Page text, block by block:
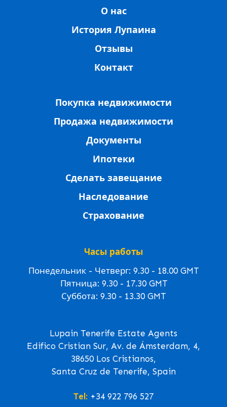
О нас
История Лупаина
Отзывы
Контакт
Покупка недвижимости
Продажа недвижимости
Документы
Ипотеки
Сделать завещание
Наследование
Страхование
Часы работы
Понедельник - Четверг: 9.30 - 18.00 GMT
Пятница: 9.30 - 17.30 GMT
Суббота: 9.30 - 13.30 GMT
Lupain Tenerife Estate Agents
Edifico Cristian Sur, Av. de Ámsterdam, 4,
38650 Los Cristianos,
Santa Cruz de Tenerife, Spain
Tel: +34 922 796 527